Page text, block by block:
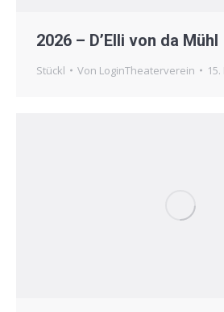
2026 – D’Elli von da Mühl
Stückl Von LoginTheaterverein